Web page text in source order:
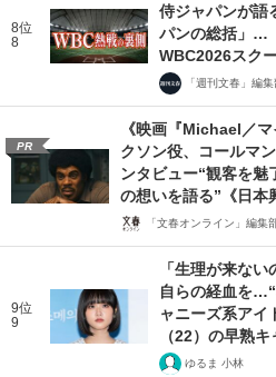
8位
8
侍ジャパンが語
パンの総括」…
WBC2026スク
「週刊文春」編
PR
《映画『Michael／
クソン役、コールマ
ンタビュー“観客を
の想いを語る”《日本
「文春オンライン」編集
9位
9
「生理が来ない
自らの経血を
ャニーズ系アイ
（22）の早熟
ゆるま 小林